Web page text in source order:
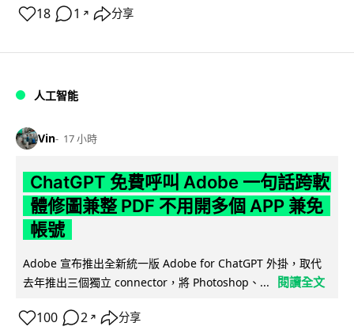
18 1 ↗ 分享
人工智能
Vin 17 小時
ChatGPT 免費呼叫 Adobe 一句話跨軟
體修圖兼整 PDF 不用開多個 APP 兼免
帳號
Adobe 宣布推出全新統一版 Adobe for ChatGPT 外掛，取代
去年推出三個獨立 connector，將 Photoshop、...
閱讀全文
100 2 ↗ 分享